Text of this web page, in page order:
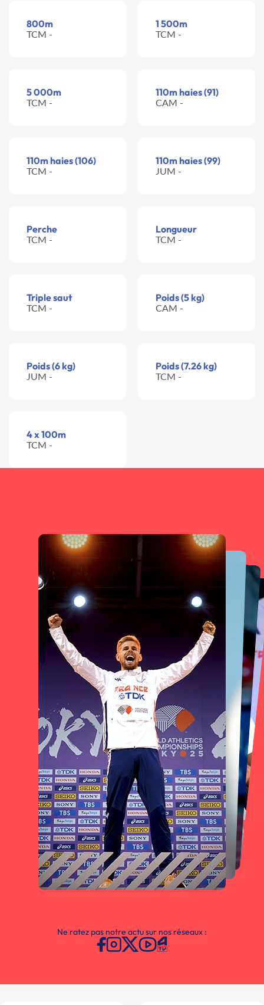
800m
TCM -
1 500m
TCM -
5 000m
TCM -
110m haies (91)
CAM -
110m haies (106)
TCM -
110m haies (99)
JUM -
Perche
TCM -
Longueur
TCM -
Triple saut
TCM -
Poids (5 kg)
CAM -
Poids (6 kg)
JUM -
Poids (7.26 kg)
TCM -
4 x 100m
TCM -
Ne ratez pas notre actu sur nos réseaux :